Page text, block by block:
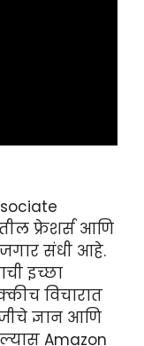
फ्रेशर्स आणि
संधी आहे.
इच्छा
विचारात
ज्ञान आणि
Amazon